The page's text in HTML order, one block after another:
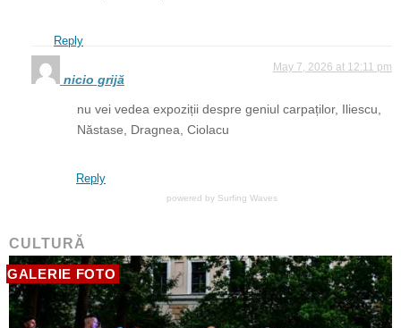
Reply
nicio grijă
May 7, 2026 at 12:11 pm
nu vei vedea expoziții despre geniul carpaților, Iliescu,
Năstase, Dragnea, Ciolacu
Reply
powered by Surfing Waves
CULTURĂ
GALERIE FOTO